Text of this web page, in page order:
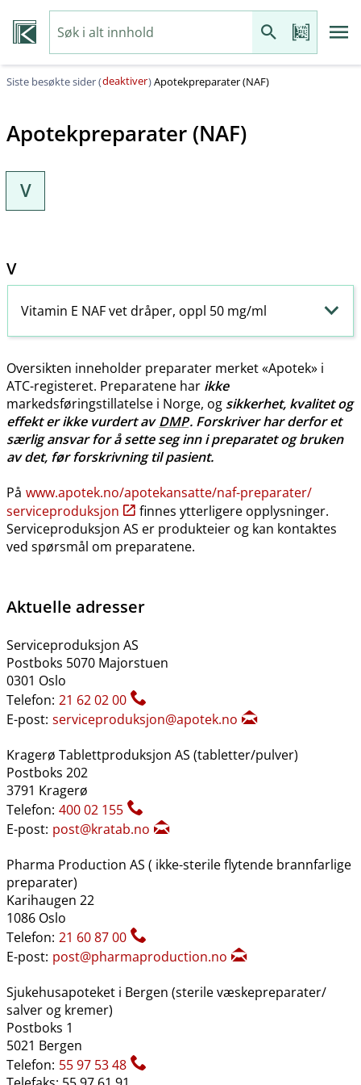
Siste besøkte sider (deaktiver)Apotekpreparater (NAF)
Apotekpreparater (NAF)
V
V
Vitamin E NAF vet dråper, oppl 50 mg/ml
Oversikten inneholder preparater merket «Apotek» i
ATC-registeret. Preparatene har ikke
markedsføringstillatelse i Norge, og sikkerhet, kvalitet og
effekt er ikke vurdert avDMP. Forskriver har derfor et
særlig ansvar for å sette seg inn i preparatet og bruken
av det, før forskrivning til pasient.
På www.apotek.no​/​apotekansatte​/​naf-preparater​/​
serviceproduksjon
finnes ytterligere opplysninger.
Serviceproduksjon AS er produkteier og kan kontaktes
ved spørsmål om preparatene.
Aktuelle adresser
Serviceproduksjon AS
Postboks 5070 Majorstuen
0301 Oslo
Telefon: 21 62 02 00
E-post: serviceproduksjon@apotek.no
Kragerø Tablettproduksjon AS (tabletter​/​pulver)
Postboks 202
3791 Kragerø
Telefon: 400 02 155
E-post: post@kratab.no
Pharma Production AS ( ikke-sterile flytende brannfarlige
preparater)
Karihaugen 22
1086 Oslo
Telefon: 21 60 87 00
E-post: post@pharmaproduction.no
Sjukehusapoteket i Bergen (sterile væskepreparater​/​
salver og kremer)
Postboks 1
5021 Bergen
Telefon: 55 97 53 48